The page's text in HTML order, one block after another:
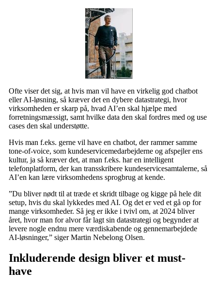
Ofte viser det sig, at hvis man vil have en virkelig god chatbot
eller AI-løsning, så kræver det en dybere datastrategi, hvor
virksomheden er skarp på, hvad AI’en skal hjælpe med
forretningsmæssigt, samt hvilke data den skal fordres med og use
cases den skal understøtte.
Hvis man f.eks. gerne vil have en chatbot, der rammer samme
tone-of-voice, som kundeservicemedarbejderne og afspejler ens
kultur, ja så kræver det, at man f.eks. har en intelligent
telefonplatform, der kan transskribere kundeservicesamtalerne, så
AI’en kan lære virksomhedens sprogbrug at kende.
”Du bliver nødt til at træde et skridt tilbage og kigge på hele dit
setup, hvis du skal lykkedes med AI. Og det er ved et gå op for
mange virksomheder. Så jeg er ikke i tvivl om, at 2024 bliver
året, hvor man for alvor får lagt sin datastrategi og begynder at
levere nogle endnu mere værdiskabende og gennemarbejdede
AI-løsninger,” siger Martin Nebelong Olsen.
Inkluderende design bliver et must-
have